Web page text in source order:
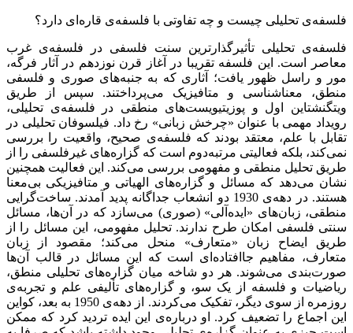
فلسفه‌ی تحلیلی چیست و چه تفاوتی با فلسفه‌ی قاره‌ای دارد؟
فلسفه‌ی تحلیلی تأثیرگذارترین سنت فلسفی در فلسفه‌ی غرب
معاصر است. این فلسفه تقریبا در آغاز قرن نوزدهم در آثار فرگه،
مور و راسل ظهور یافت؛ آثاری که به جنبه‌های صوری و فلسفی
منطق، معناشناسی و متافیزیک می‌پرداختند. سپس از طریق
ویتگنشتاین اول و پوزیتیویست‌های منطقی در فلسفه‌ی تحلیلی،
رویداد مهمی با عنوان «چرخش زبانی» رخ داد. فیلسوفان تحلیلی در
تقابل با علم، معتقد بودند که فلسفه‌ی صحیح، واقعیت را بررسی
نمی‌کند، بلکه فعالیتی مرتبه‌دوم است که گزاره‌های غیرفلسفی را از
طریق تحلیل منطقی و مفهومی بررسی می‌کند. این فعالیت همچنین
نشان می‌دهد که مسائل و گزاره‌های الهیاتی و متافیزیکی بی‌معنا
هستند. در دهه‌ی 1930 دو انشعاب جداگانه پدید آمدند. ساخت‌گرایی
منطقی، زبان‌های «ایده‌آلی» (صوری) می‌سازد که در آن‌ها، مسائل
سنتی فلسفی امکان طرح ندارند. تحلیل مفهومی، این مسائل را از
طریق ایضاح زبان «متعارف» منحل می‌کند؛ مقصود از زبان
متعارف، مفاهیم جاافتاده‌ای است که این مسائل در قالب آن‌ها
صورت‌بندی می‌شوند. هر دو شاخه میان گزاره‌های تحلیلی منطق،
ریاضیات و فلسفه از یک سو، و گزاره‌های تألیفی علم و تجربه‌ی
روزمره از سوی دیگر، تفکیک می‌کردند. از دهه‌ی 1950 به بعد، کواین
این اجماع را تضعیف کرد. او درباره‌ی این ایده تردید کرد که ممکن